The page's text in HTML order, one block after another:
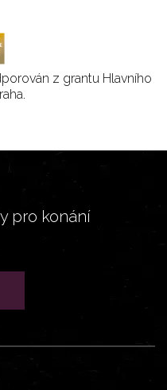
z grantu Hlavního
pro konání